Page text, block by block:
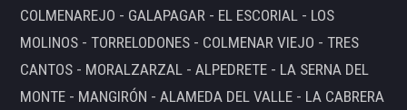
COLMENAREJO - GALAPAGAR - EL ESCORIAL - LOS
MOLINOS - TORRELODONES - COLMENAR VIEJO - TRES
CANTOS - MORALZARZAL - ALPEDRETE - LA SERNA DEL
MONTE - MANGIRÓN - ALAMEDA DEL VALLE - LA CABRERA